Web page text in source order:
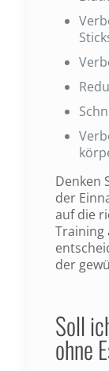
Denken
der
auf die
Training
der
Soll
ohne